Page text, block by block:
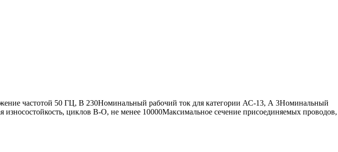
частотой 50 ГЦ, В 230Номинальный рабочий ток для категории АС-13, А 3Номинальный
циклов В-О, не менее 10000Максимальное сечение присоединяемых проводов,